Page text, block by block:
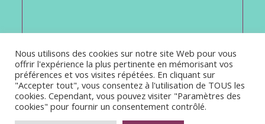
Nous utilisons des cookies sur notre site Web pour vous
offrir l'expérience la plus pertinente en mémorisant vos
préférences et vos visites répétées. En cliquant sur
"Accepter tout", vous consentez à l'utilisation de TOUS les
cookies. Cependant, vous pouvez visiter "Paramètres des
cookies" pour fournir un consentement contrôlé.